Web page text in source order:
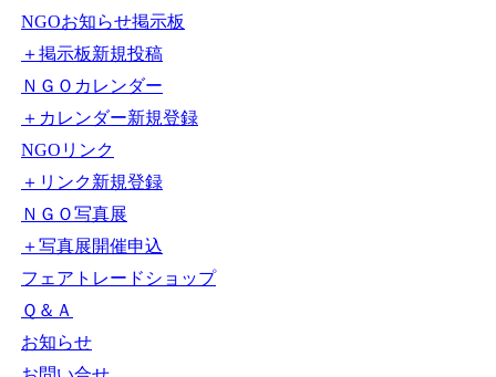
NGOお知らせ掲示板
＋掲示板新規投稿
ＮＧＯカレンダー
＋カレンダー新規登録
NGOリンク
＋リンク新規登録
ＮＧＯ写真展
＋写真展開催申込
フェアトレードショップ
Ｑ＆Ａ
お知らせ